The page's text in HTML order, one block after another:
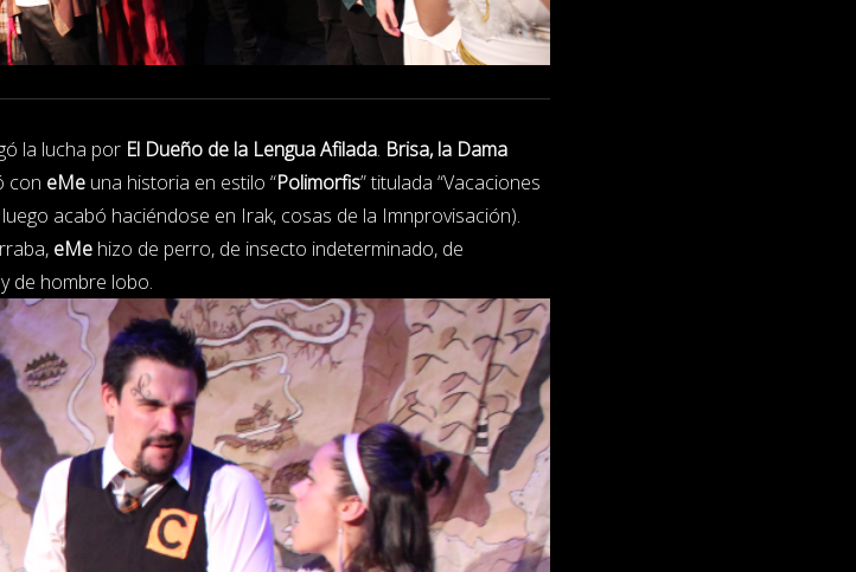
la lucha por El Dueño de la Lengua Afilada. Brisa, la Dama
con eMe una historia en estilo “Polimorfis” titulada “Vacaciones
acabó haciéndose en Irak, cosas de la Imnprovisación).
eMe hizo de perro, de insecto indeterminado, de
de hombre lobo.